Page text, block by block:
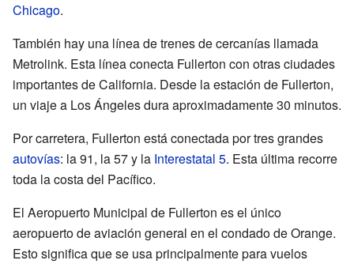
Chicago.
También hay una línea de trenes de cercanías llamada
Metrolink. Esta línea conecta Fullerton con otras ciudades
importantes de California. Desde la estación de Fullerton,
un viaje a Los Ángeles dura aproximadamente 30 minutos.
Por carretera, Fullerton está conectada por tres grandes
autovías: la 91, la 57 y la Interestatal 5. Esta última recorre
toda la costa del Pacífico.
El Aeropuerto Municipal de Fullerton es el único
aeropuerto de aviación general en el condado de Orange.
Esto significa que se usa principalmente para vuelos